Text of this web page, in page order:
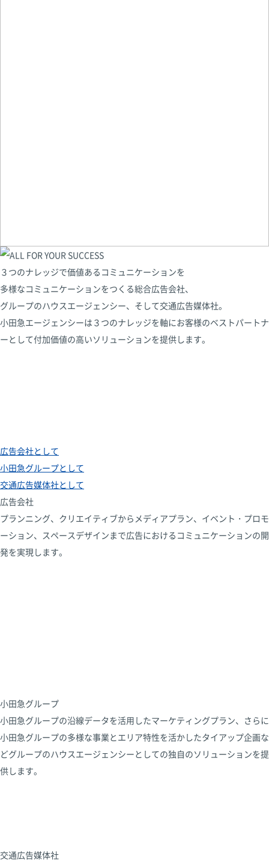
３つのナレッジで価値あるコミュニケーションを
多様なコミュニケーションをつくる総合広告会社、
グループのハウスエージェンシー、そして交通広告媒体社。
小田急エージェンシーは３つのナレッジを軸にお客様のベストパートナ
ーとして付加価値の高いソリューションを提供します。
広告会社として
小田急グループとして
交通広告媒体社として
広告会社
プランニング、クリエイティブからメディアプラン、イベント・プロモ
ーション、スペースデザインまで広告におけるコミュニケーションの開
発を実現します。
小田急グループ
小田急グループの沿線データを活用したマーケティングプラン、さらに
小田急グループの多様な事業とエリア特性を活かしたタイアップ企画な
どグループのハウスエージェンシーとしての独自のソリューションを提
供します。
交通広告媒体社